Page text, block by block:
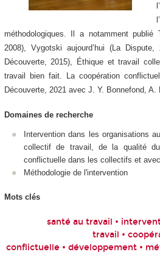
méthodologiques. Il a notamment publié
2008), Vygotski aujourd’hui (La
Découverte, 2015), Éthique et travail
travail bien fait. La coopération
Découverte, 2021 avec J. Y. Bonnefond, A.
Domaines de recherche
Intervention dans les organisations
collectif de travail, de la qualité
conflictuelle dans les collectifs et
Méthodologie de l'intervention
Mots clés
santé au travail •
travail •
conflictuelle • développement •